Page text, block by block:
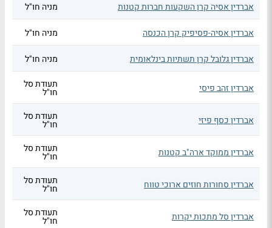
אברדין אסיה קרן השקעות חברות קטנות
מניה חו"ל
אברדין אסיה-פסיפיק קרן הכנסה מניה חו"ל
אברדין גלובל קרן תשתיות בינלאומית מניה חו"ל
אברדין זהב פיסי תעודת סל
חו"ל
אברדין כסף פיזי תעודת סל
חו"ל
אברדין ממוקד ארה"ב קטנות תעודת סל
חו"ל
אברדין סחורות חוזים ארוכי טווח תעודת סל
חו"ל
אברדין סל מתכות יקרות תעודת סל
חו"ל